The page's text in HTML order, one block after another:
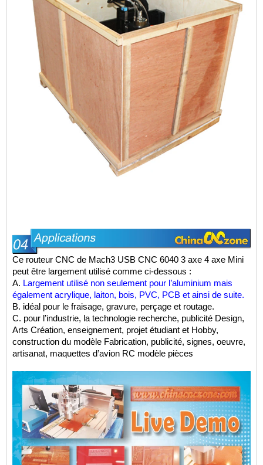
Ce routeur CNC de Mach3 USB CNC 6040 3 axe 4 axe Mini
peut être largement utilisé comme ci-dessous :
A. Largement utilisé non seulement pour l’aluminium mais
également acrylique, laiton, bois, PVC, PCB et ainsi de suite.
B. idéal pour le fraisage, gravure, perçage et routage.
C. pour l’industrie, la technologie recherche, publicité Design,
Arts Création, enseignement, projet étudiant et Hobby,
construction du modèle Fabrication, publicité, signes, oeuvre,
artisanat, maquettes d’avion RC modèle pièces